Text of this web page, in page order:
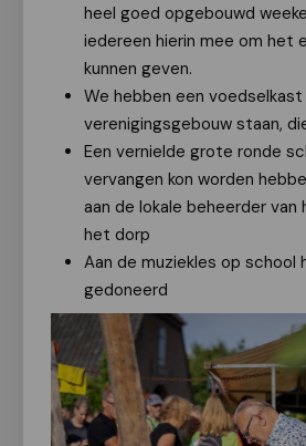
heel goed opgebouwd
iedereen hierin mee om het
kunnen geven.
We hebben een
verenigingsgebouw staan,
Een vernielde grote ronde
vervangen kon worden
aan de lokale beheerder
het dorp
Aan de muziekles op school
gedoneerd